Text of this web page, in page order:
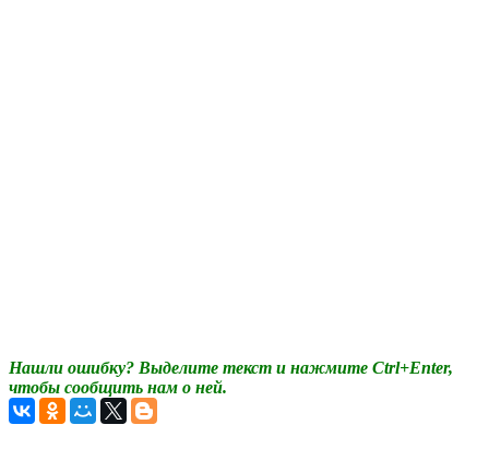
Нашли ошибку? Выделите текст и нажмите Ctrl+Enter,
чтобы сообщить нам о ней.